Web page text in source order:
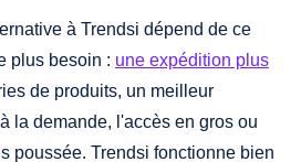
à Trendsi dépend de ce
plus besoin : une expédition plus
de produits, un meilleur
la demande, l'accès en gros ou
poussée. Trendsi fonctionne bien